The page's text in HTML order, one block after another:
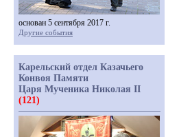
основан 5 сентября 2017 г.
Другие события
Карельский отдел Казачьего
Конвоя Памяти
Царя Мученика Николая II
(121)